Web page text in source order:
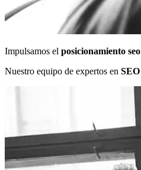
Impulsamos el posicionamiento seo
Nuestro equipo de expertos en SEO